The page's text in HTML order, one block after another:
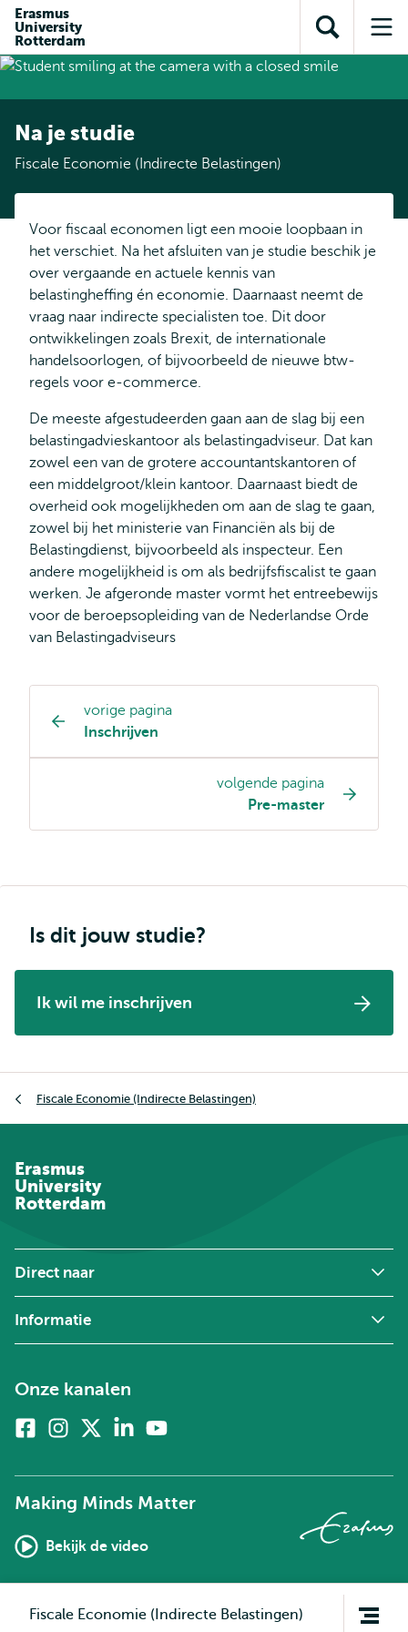
inhoud
gaan
gaan
Direct naar
subnavigatie
Erasmus
University
Rotterdam
Toon
zoekveld
Na je studie
Fiscale Economie (Indirecte Belastingen)
Voor fiscaal economen ligt een mooie loopbaan in
het verschiet. Na het afsluiten van je studie beschik je
over vergaande en actuele kennis van
belastingheffing én economie. Daarnaast neemt de
vraag naar indirecte specialisten toe. Dit door
ontwikkelingen zoals Brexit, de internationale
handelsoorlogen, of bijvoorbeeld de nieuwe btw-
regels voor e-commerce.
De meeste afgestudeerden gaan aan de slag bij een
belastingadvieskantoor als belastingadviseur. Dat kan
zowel een van de grotere accountantskantoren of
een middelgroot/klein kantoor. Daarnaast biedt de
overheid ook mogelijkheden om aan de slag te gaan,
zowel bij het ministerie van Financiën als bij de
Belastingdienst, bijvoorbeeld als inspecteur. Een
andere mogelijkheid is om als bedrijfsfiscalist te gaan
werken. Je afgeronde master vormt het entreebewijs
voor de beroepsopleiding van de Nederlandse Orde
van Belastingadviseurs
Opleiding
pagina
navigatie
vorige pagina
Inschrijven
volgende pagina
Pre-master
Open
Fiscale Economie (Indirecte Belastingen)
Is dit jouw studie?
Ik wil me inschrijven
Fiscale Economie (Indirecte Belastingen)
Erasmus
University
Rotterdam
Direct naar
Informatie
Onze kanalen
FacebookInstagram
twitter)
Linkedin
Making Minds Matter
Bekijk de video